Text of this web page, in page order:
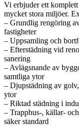
Vi erbjuder ett
mycket stora miljöer.
– Grundlig rengöring
fastigheter
– Uppsamling och
– Efterstädning vid
sanering
– Avlägsnande av
samtliga ytor
– Djupstädning av
ytor
– Riktad städning i
– Trapphus-, källar-
säker standard